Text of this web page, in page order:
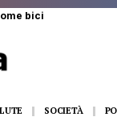
SOCIETÀ